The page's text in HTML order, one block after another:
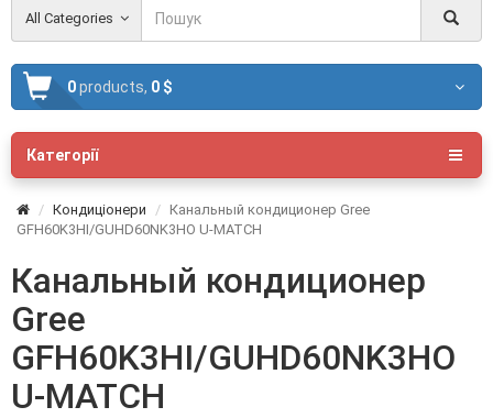
All Categories
0products, 0 $
Категорії
Кондиціонери
Канальный кондиционер Gree
GFH60K3HI/GUHD60NK3HO U-MATCH
Канальный кондиционер
Gree
GFH60K3HI/GUHD60NK3HO
U-MATCH